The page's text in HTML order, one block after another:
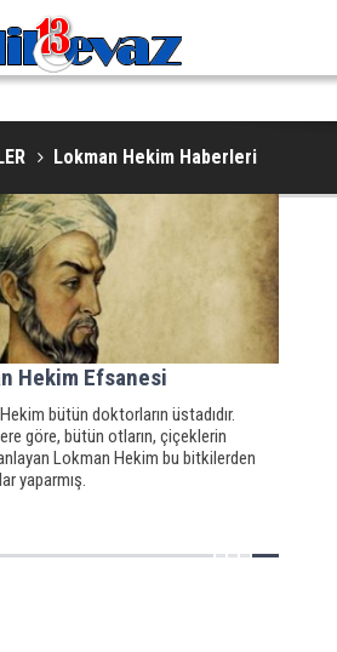
Lokman Hekim Haberleri
Hekim Efsanesi
bütün doktorların üstadıdır.
göre, bütün otların, çiçeklerin
Lokman Hekim bu bitkilerden
yaparmış.